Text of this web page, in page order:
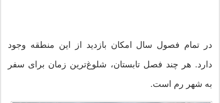
در تمام فصول سال امکان بازدید از این منطقه وجود
دارد. هر چند فصل تابستان، شلوغ‌ترین زمان برای سفر
به شهر رم است.